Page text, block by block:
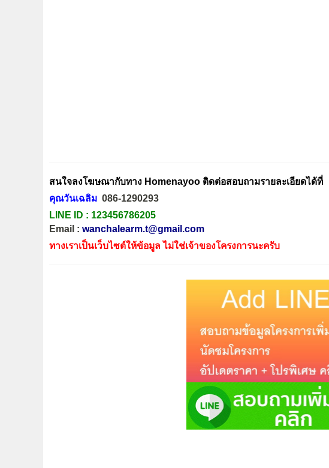
สนใจลงโฆษณากับทาง Homenayoo ติดต่อสอบถามรายละเอียดได้ที่
คุณวันเฉลิม 086-1290293
LINE ID : 123456786205
Email : wanchalearm.t@gmail.com
ทางเราเป็นเว็บไซต์ให้ข้อมูล ไม่ใช่เจ้าของโครงการนะครับ